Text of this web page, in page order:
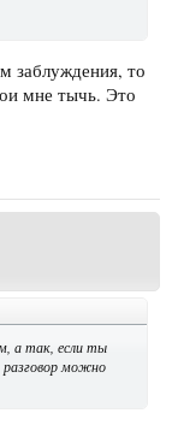
заблуждения, то
мне тычь. Это
а так, если ты
разговор можно